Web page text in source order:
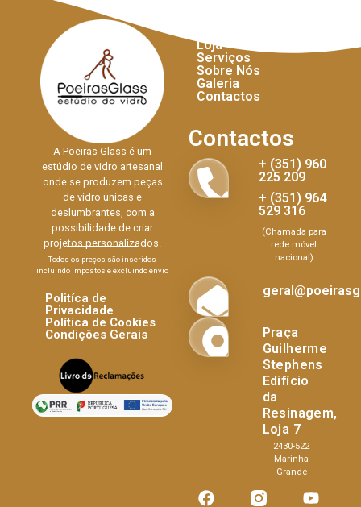
A Poeiras Glass é um
estúdio de vidro artesanal
onde se produzem peças
de vidro únicas e
deslumbrantes, com a
possibilidade de criar
projetos personalizados.
Todos os preços são inseridos
incluindo impostos e excluindo envio
Politíca de
Privacidade
Política de Cookies
Condições Gerais
Loja
Serviços
Sobre Nós
Galeria
Contactos
Contactos
+ (351) 960
225 209
+ (351) 964
529 316
(Chamada para
rede móvel
nacional)
Praça
Guilherme
Stephens
Edifício
da
Resinagem,
Loja 7
2430-522
Marinha
Grande